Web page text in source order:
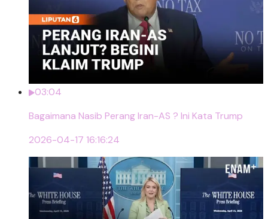
03:04
Bagaimana Nasib Perang Iran-AS ? Ini Kata Trump
2026-04-17 16:16:24